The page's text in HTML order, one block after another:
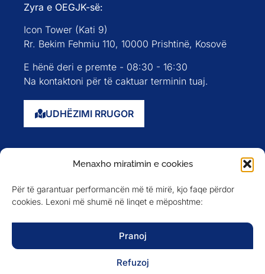
Menaxho miratimin e cookies
Për të garantuar performancën më të mirë, kjo faqe përdor
cookies. Lexoni më shumë në linqet e mëposhtme:
Pranoj
Refuzoj
Zyra e OEGJK-së:
Icon Tower (Kati 9)
Rr. Bekim Fehmiu 110, 10000 Prishtinë, Kosovë
E hënë deri e premte - 08:30 - 16:30
Na kontaktoni për të caktuar terminin tuaj.
UDHËZIMI RRUGOR
Evente
Anëtarët
Newsletter